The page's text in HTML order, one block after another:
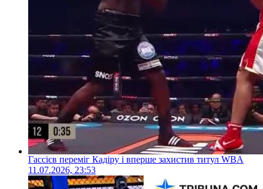
Гассієв переміг Кадіру і вперше захистив титул WBA
11.07.2026, 23:53